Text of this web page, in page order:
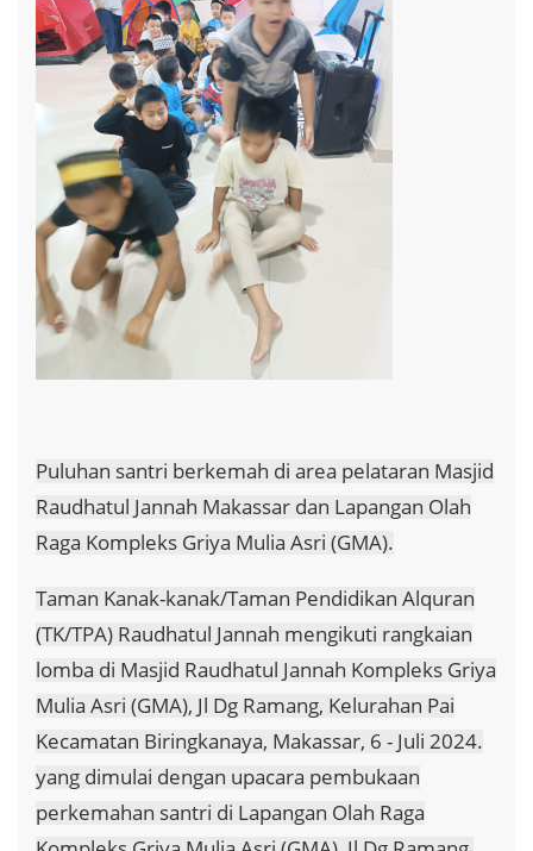
Puluhan santri berkemah di area pelataran Masjid
Raudhatul Jannah Makassar dan Lapangan Olah
Raga Kompleks Griya Mulia Asri (GMA).
Taman Kanak-kanak/Taman Pendidikan Alquran
(TK/TPA) Raudhatul Jannah mengikuti rangkaian
lomba di Masjid Raudhatul Jannah Kompleks Griya
Mulia Asri (GMA), Jl Dg Ramang, Kelurahan Pai
Kecamatan Biringkanaya, Makassar, 6 - Juli 2024.
yang dimulai dengan upacara pembukaan
perkemahan santri di Lapangan Olah Raga